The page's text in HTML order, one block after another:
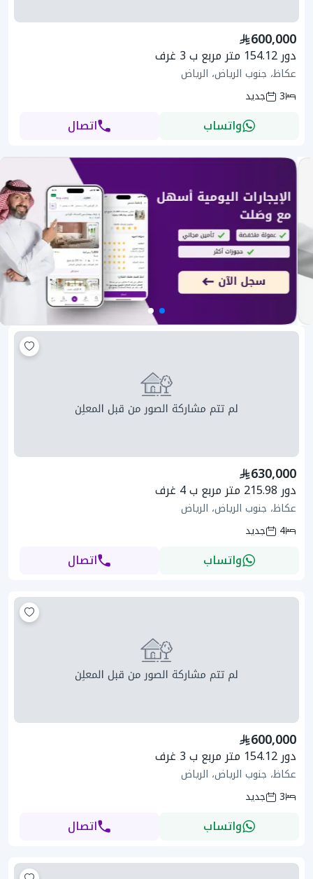
600,000
دور 154.12 متر مربع ب 3 غرف
عكاظ، جنوب الرياض، الرياض
3
جديد
واتساب اتصال
630,000
دور 215.98 متر مربع ب 4 غرف
عكاظ، جنوب الرياض، الرياض
4
جديد
واتساب اتصال
600,000
دور 154.12 متر مربع ب 3 غرف
عكاظ، جنوب الرياض، الرياض
3
جديد
واتساب اتصال